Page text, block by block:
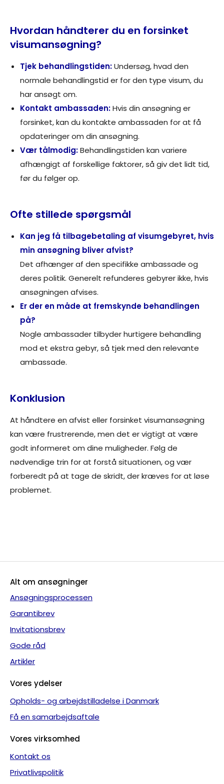
Hvordan håndterer du en forsinket
visumansøgning?
Tjek behandlingstiden:Undersøg, hvad den
normale behandlingstid er for den type visum, du
har ansøgt om.
Kontakt ambassaden:Hvis din ansøgning er
forsinket, kan du kontakte ambassaden for at få
opdateringer om din ansøgning.
Vær tålmodig:Behandlingstiden kan variere
afhængigt af forskellige faktorer, så giv det lidt tid,
før du følger op.
Ofte stillede spørgsmål
Kan jeg få tilbagebetaling af visumgebyret, hvis
min ansøgning bliver afvist?
Det afhænger af den specifikke ambassade og
deres politik. Generelt refunderes gebyrer ikke, hvis
ansøgningen afvises.
Er der en måde at fremskynde behandlingen
på?
Nogle ambassader tilbyder hurtigere behandling
mod et ekstra gebyr, så tjek med den relevante
ambassade.
Konklusion
At håndtere en afvist eller forsinket visumansøgning
kan være frustrerende, men det er vigtigt at være
godt informeret om dine muligheder. Følg de
nødvendige trin for at forstå situationen, og vær
forberedt på at tage de skridt, der kræves for at løse
problemet.
Alt om ansøgninger
Ansøgningsprocessen
Garantibrev
Invitationsbrev
Gode råd
Artikler
Vores ydelser
Opholds- og arbejdstilladelse i Danmark
Få en samarbejdsaftale
Vores virksomhed
Kontakt os
Privatlivspolitik